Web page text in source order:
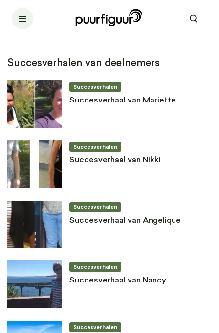
Succesverhalen van deelnemers
Succesverhalen
Succesverhaal van Mariette
Succesverhalen
Succesverhaal van Nikki
Succesverhalen
Succesverhaal van Angelique
Succesverhalen
Succesverhaal van Nancy
Succesverhalen